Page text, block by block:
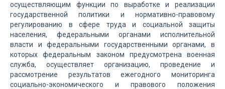
осуществляющим функции по выработке и реализации
государственной политики и нормативно-правовому
регулированию в сфере труда и социальной защиты
населения, федеральными органами исполнительной
власти и федеральными государственными органами, в
которых федеральным законом предусмотрена военная
служба, осуществляет организацию, проведение и
рассмотрение результатов ежегодного мониторинга
социально-экономического и правового положения